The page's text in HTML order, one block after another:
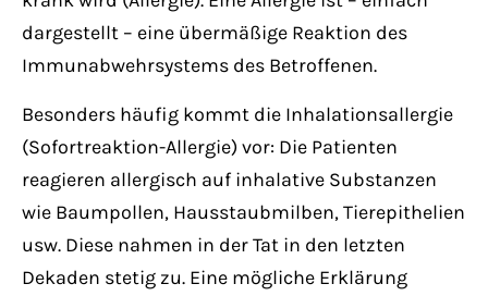
dargestellt – eine übermäßige Reaktion des
Immunabwehrsystems des Betroffenen.
Besonders häufig kommt die Inhalationsallergie
(Sofortreaktion-Allergie) vor: Die Patienten
reagieren allergisch auf inhalative Substanzen
wie Baumpollen, Hausstaubmilben, Tierepithelien
usw. Diese nahmen in der Tat in den letzten
Dekaden stetig zu. Eine mögliche Erklärung